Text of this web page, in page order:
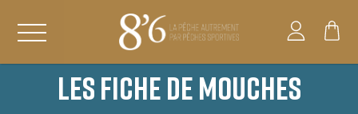
Les Fiche de Mouches